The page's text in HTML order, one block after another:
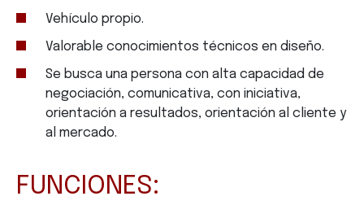
Vehículo propio.
Valorable conocimientos técnicos en diseño.
Se busca una persona con alta capacidad de
negociación, comunicativa, con iniciativa,
orientación a resultados, orientación al cliente y
al mercado.
FUNCIONES: